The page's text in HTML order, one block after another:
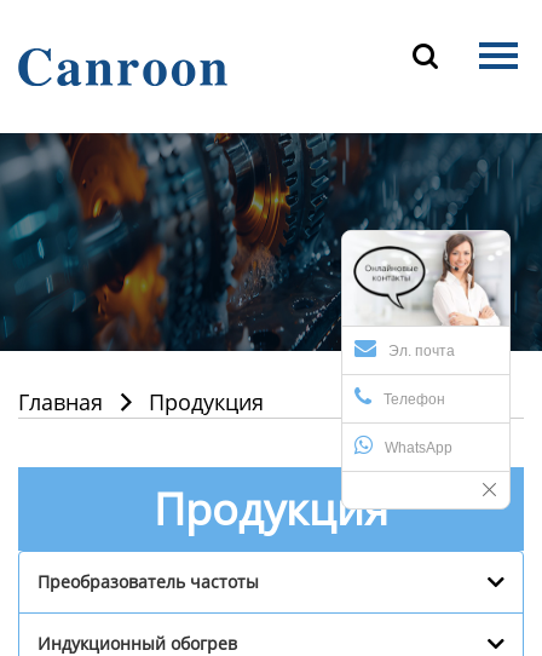

Продукция
О Нас
Новости и блог
Контакты
Эл. почта
Телефон
WhatsApp
Главная  Продукция
Продукция
Преобразователь частоты
Индукционный обогрев